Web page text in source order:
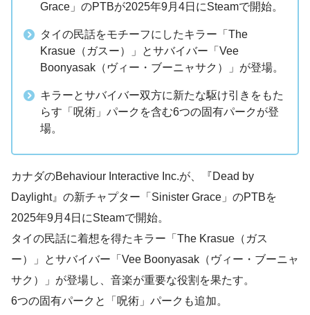
Grace」のPTBが2025年9月4日にSteamで開始。
タイの民話をモチーフにしたキラー「The
Krasue（ガスー）」とサバイバー「Vee
Boonyasak（ヴィー・ブーニャサク）」が登場。
キラーとサバイバー双方に新たな駆け引きをもた
らす「呪術」パークを含む6つの固有パークが登
場。
カナダのBehaviour Interactive Inc.が、『Dead by
Daylight』の新チャプター「Sinister Grace」のPTBを
2025年9月4日にSteamで開始。
タイの民話に着想を得たキラー「The Krasue（ガス
ー）」とサバイバー「Vee Boonyasak（ヴィー・ブーニャ
サク）」が登場し、音楽が重要な役割を果たす。
6つの固有パークと「呪術」パークも追加。